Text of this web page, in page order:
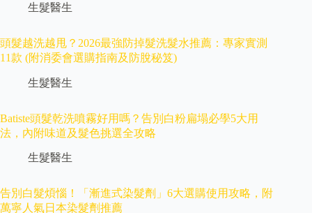
生髮醫生
頭髮越洗越甩？2026最強防掉髮洗髮水推薦：專家實測
11款 (附消委會選購指南及防脫秘笈)
生髮醫生
Batiste頭髮乾洗噴霧好用嗎？告別白粉扁塌必學5大用
法，內附味道及髮色挑選全攻略
生髮醫生
告別白髮煩惱！「漸進式染髮劑」6大選購使用攻略，附
萬寧人氣日本染髮劑推薦